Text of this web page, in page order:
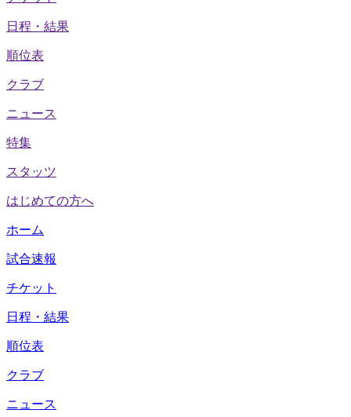
日程・結果
順位表
クラブ
ニュース
特集
スタッツ
はじめての方へ
ホーム
試合速報
チケット
日程・結果
順位表
クラブ
ニュース